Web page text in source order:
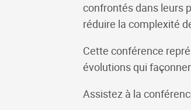
confrontés dans leurs
réduire la complexité
Cette conférence
évolutions qui
Assistez à la